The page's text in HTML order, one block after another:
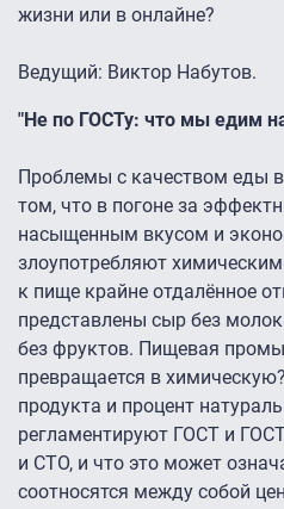
жизни или в онлайне?
Ведущий: Виктор Набутов.
"Не по ГОСТу: что мы едим
Проблемы с качеством еды
том, что в погоне за
насыщенным вкусом и
злоупотребляют
к пище крайне отдалённое
представлены сыр без
без фруктов. Пищевая
превращается в
продукта и процент
регламентируют ГОСТ и
и СТО, и что это может
соотносятся между собой